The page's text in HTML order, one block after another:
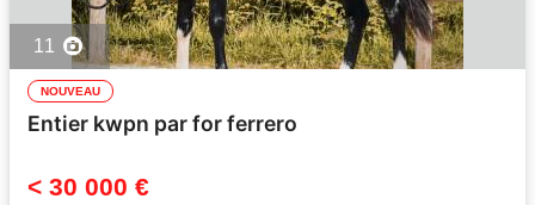
11
NOUVEAU
Entier kwpn par for ferrero
< 30 000 €